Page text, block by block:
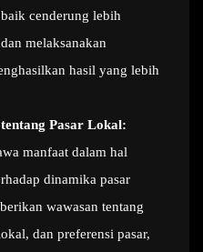
cenderung lebih
melaksanakan
hasil yang lebih
Pasar Lokal:
manfaat dalam hal
dinamika pasar
wawasan tentang
dan preferensi pasar,